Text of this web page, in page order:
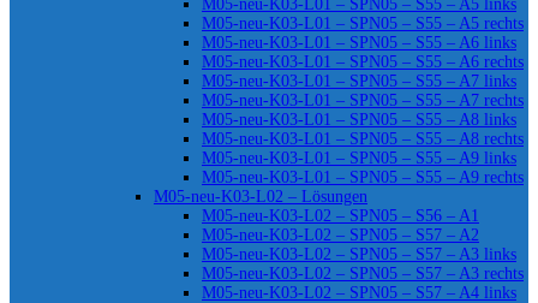
M05-neu-K03-L01 – SPN05 – S55 – A5 links
M05-neu-K03-L01 – SPN05 – S55 – A5 rechts
M05-neu-K03-L01 – SPN05 – S55 – A6 links
M05-neu-K03-L01 – SPN05 – S55 – A6 rechts
M05-neu-K03-L01 – SPN05 – S55 – A7 links
M05-neu-K03-L01 – SPN05 – S55 – A7 rechts
M05-neu-K03-L01 – SPN05 – S55 – A8 links
M05-neu-K03-L01 – SPN05 – S55 – A8 rechts
M05-neu-K03-L01 – SPN05 – S55 – A9 links
M05-neu-K03-L01 – SPN05 – S55 – A9 rechts
M05-neu-K03-L02 – Lösungen
M05-neu-K03-L02 – SPN05 – S56 – A1
M05-neu-K03-L02 – SPN05 – S57 – A2
M05-neu-K03-L02 – SPN05 – S57 – A3 links
M05-neu-K03-L02 – SPN05 – S57 – A3 rechts
M05-neu-K03-L02 – SPN05 – S57 – A4 links